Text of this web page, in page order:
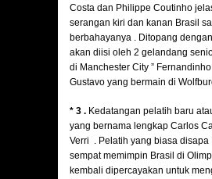
Costa dan Philippe Coutinho
serangan kiri dan kanan Brasil
berbahayanya . Ditopang
akan diisi oleh 2 gelandang
di Manchester City ”
Gustavo yang bermain di
* 3 . Kedatangan pelatih baru
yang bernama lengkap Carlos
Verri . Pelatih yang biasa disapa
sempat memimpin Brasil di
kembali dipercayakan untuk